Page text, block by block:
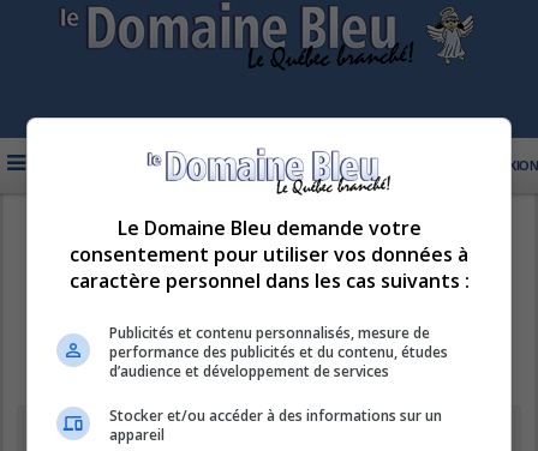
CONNEXION
INSCRIPTION
LE DOMAINE BLEU
Information
Le Domaine Bleu demande votre
consentement pour utiliser vos données à
caractère personnel dans les cas suivants :
Publicités et contenu personnalisés, mesure de
performance des publicités et du contenu, études
d’audience et développement de services
Stocker et/ou accéder à des informations sur un
appareil